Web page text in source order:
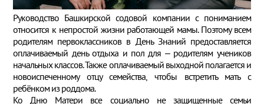
Руководство Башкирской содовой компании с пониманием
относится к непростой жизни работающей мамы. Поэтому всем
родителям первоклассников в День Знаний предоставляется
оплачиваемый день отдыха и пол для – родителям учеников
начальных классов. Также оплачиваемый выходной полагается и
новоиспеченному отцу семейства, чтобы встретить мать с
ребёнком из роддома.
Ко Дню Матери все социально не защищенные семьи